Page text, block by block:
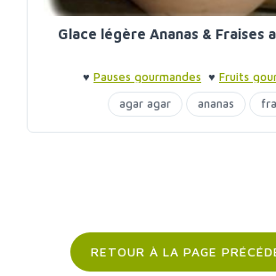
Glace légère Ananas & Fraises
♥ Pauses gourmandes ♥ Fruits
agar agar
ananas
fruits gourmands glaces et
RETOUR À LA PAGE